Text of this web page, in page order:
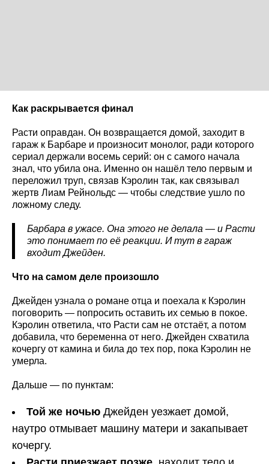
Как раскрывается финал
Расти оправдан. Он возвращается домой, заходит в
гараж к Барбаре и произносит монолог, ради которого
сериал держали восемь серий: он с самого начала
знал, что убила она. Именно он нашёл тело первым и
переложил труп, связав Кэролин так, как связывал
жертв Лиам Рейнольдс — чтобы следствие ушло по
ложному следу.
Барбара в ужасе. Она этого не делала — и Расти
это понимает по её реакции. И тут в гараж
входит Джейден.
Что на самом деле произошло
Джейден узнала о романе отца и поехала к Кэролин
поговорить — попросить оставить их семью в покое.
Кэролин ответила, что Расти сам не отстаёт, а потом
добавила, что беременна от него. Джейден схватила
кочергу от камина и била до тех пор, пока Кэролин не
умерла.
Дальше — по пунктам:
Той же ночью Джейден уезжает домой,
наутро отмывает машину матери и закапывает
кочергу.